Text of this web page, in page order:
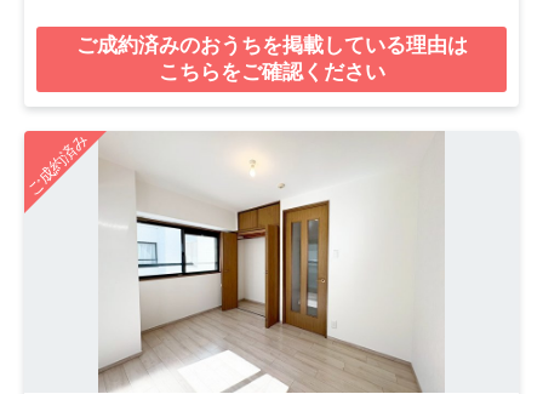
ご成約済みのおうちを掲載している理由は
こちらをご確認ください
ご成約済み